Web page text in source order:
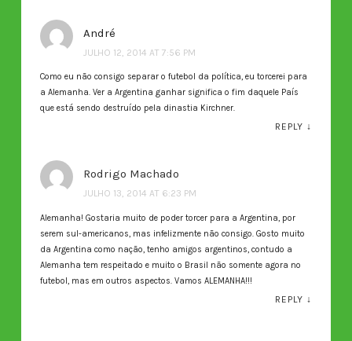
André
JULHO 12, 2014 AT 7:56 PM
Como eu não consigo separar o futebol da política, eu torcerei para
a Alemanha. Ver a Argentina ganhar significa o fim daquele País
que está sendo destruído pela dinastia Kirchner.
REPLY ↓
Rodrigo Machado
JULHO 13, 2014 AT 6:23 PM
Alemanha! Gostaria muito de poder torcer para a Argentina, por
serem sul-americanos, mas infelizmente não consigo. Gosto muito
da Argentina como nação, tenho amigos argentinos, contudo a
Alemanha tem respeitado e muito o Brasil não somente agora no
futebol, mas em outros aspectos. Vamos ALEMANHA!!!
REPLY ↓